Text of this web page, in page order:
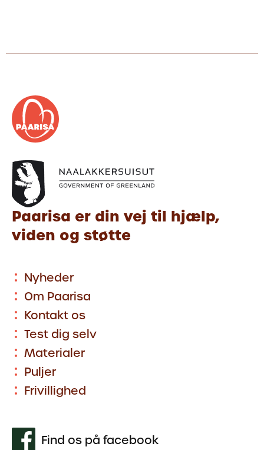
Paarisa er din vej til hjælp,
viden og støtte
Nyheder
Om Paarisa
Kontakt os
Test dig selv
Materialer
Puljer
Frivillighed
Find os på facebook